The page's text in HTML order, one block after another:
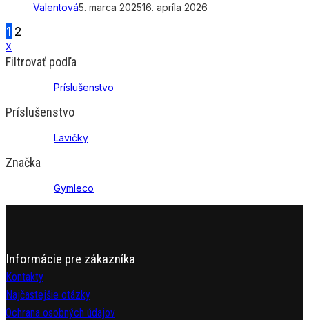
Valentová5. marca 202516. apríla 2026
1 2
X
Filtrovať podľa
Príslušenstvo
Príslušenstvo
Lavičky
Značka
Gymleco
Informácie pre zákazníka
Kontakty
Najčastejšie otázky
Ochrana osobných údajov